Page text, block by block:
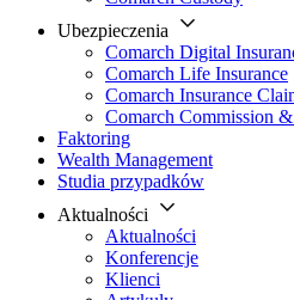
Ubezpieczenia
Comarch Digital
Comarch Life Insurance
Comarch Insurance
Comarch Commission
Faktoring
Wealth Management
Studia przypadków
Aktualności
Aktualności
Konferencje
Klienci